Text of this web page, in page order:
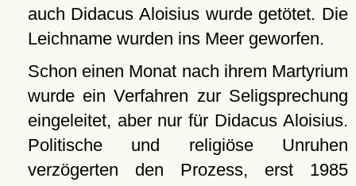
auch Didacus Aloisius wurde getötet. Die
Leichname wurden ins Meer geworfen.
Schon einen Monat nach ihrem Martyrium
wurde ein Verfahren zur Seligsprechung
eingeleitet, aber nur für Didacus Aloisius.
Politische und religiöse Unruhen
verzögerten den Prozess, erst 1985